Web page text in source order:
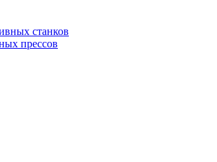
станков
прессов